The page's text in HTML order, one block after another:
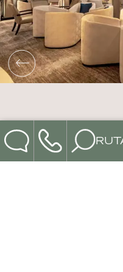
RUTAS
RUTAS